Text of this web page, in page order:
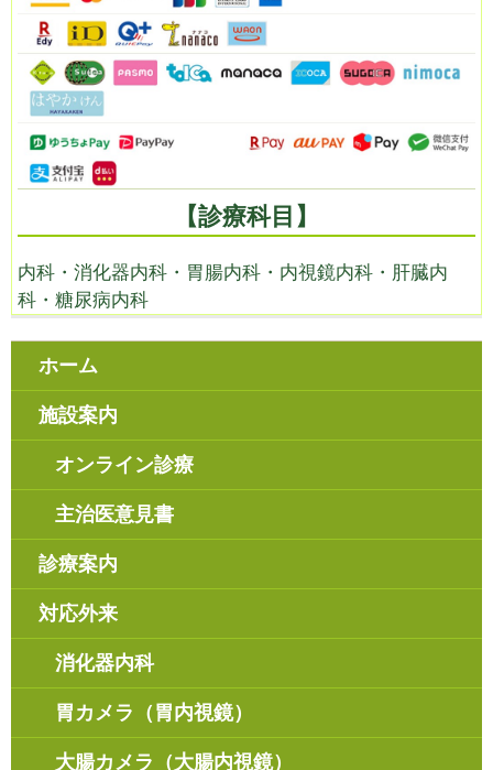
【診療科目】
内科・消化器内科・胃腸内科・内視鏡内科・肝臓内
科・糖尿病内科
ホーム
施設案内
オンライン診療
主治医意見書
診療案内
対応外来
消化器内科
胃カメラ（胃内視鏡）
大腸カメラ（大腸内視鏡）